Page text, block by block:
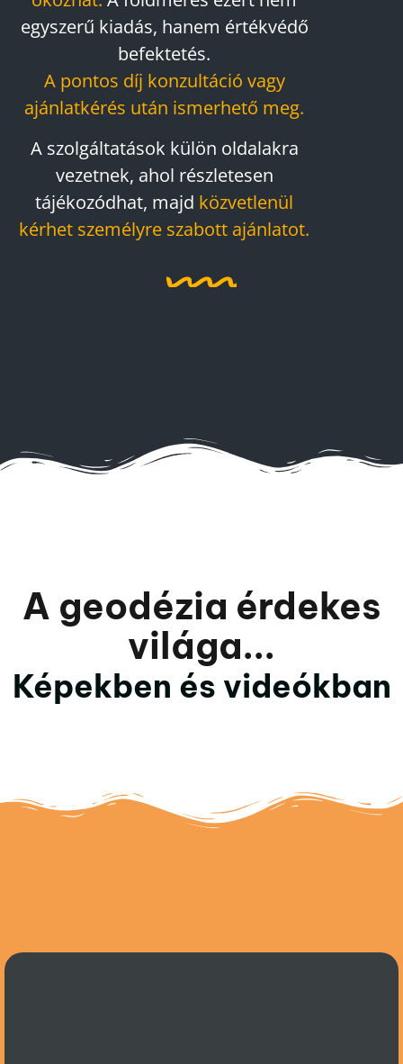
egyszerű kiadás, hanem értékvédő
befektetés.
A pontos díj konzultáció vagy
ajánlatkérés után ismerhető meg.
A szolgáltatások külön oldalakra
vezetnek, ahol részletesen
tájékozódhat, majd közvetlenül
kérhet személyre szabott ajánlatot.
A geodézia érdekes
világa...
Képekben és videókban